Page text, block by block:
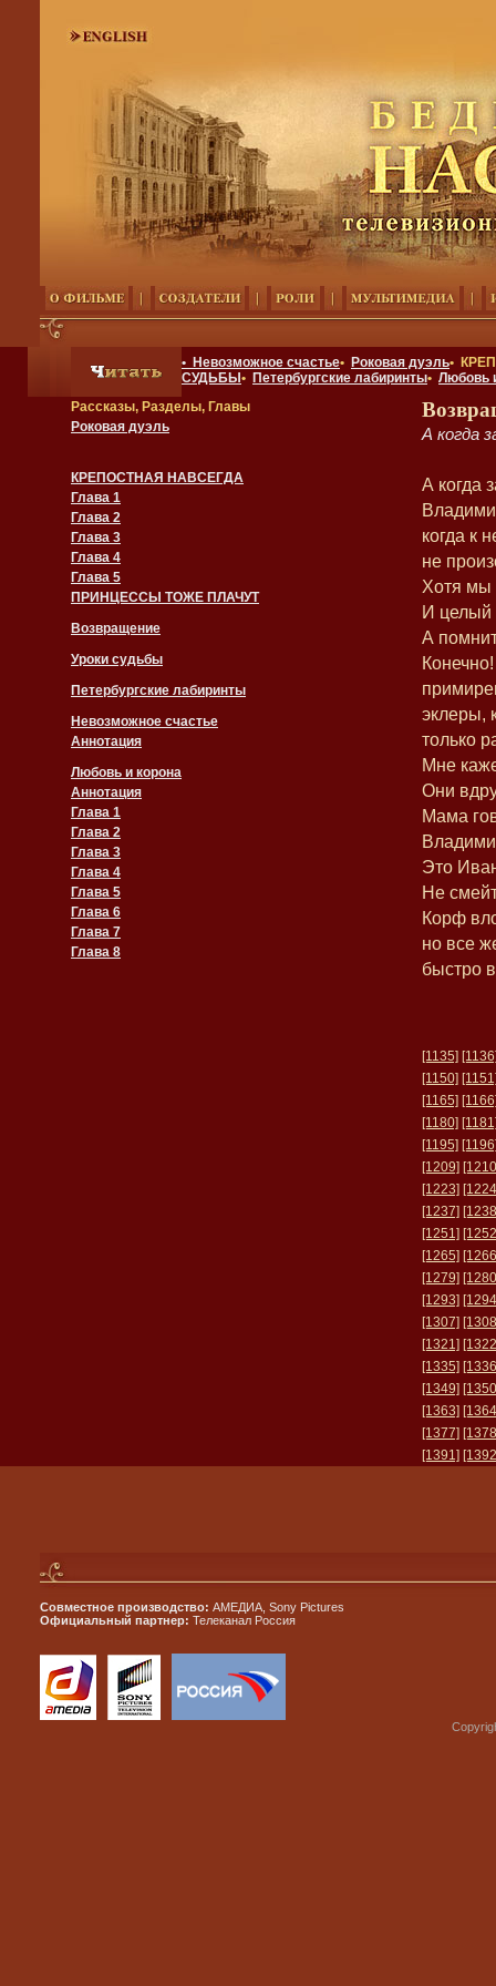
• Невозможное счастье• Роковая дуэль•
СУДЬБЫ • Петербургские лабиринты• Любовь
Рассказы, Разделы, Главы
Роковая дуэль
КРЕПОСТНАЯ НАВСЕГДА
Глава 1
Глава 2
Глава 3
Глава 4
Глава 5
ПРИНЦЕССЫ ТОЖЕ ПЛАЧУТ
Возвращение
Уроки судьбы
Петербургские лабиринты
Невозможное счастье
Аннотация
Любовь и корона
Аннотация
Глава 1
Глава 2
Глава 3
Глава 4
Глава 5
Глава 6
Глава 7
Глава 8
А когда
А когда
когда к
не
Хотя мы
И целый
А
эклеры,
только
Мне
Они
Мама
Это
Не
Корф
но все
быстро
[1135]
[1150]
[1165]
[1180]
[1195]
[1209]
[1223]
[1237]
[1251]
[1265]
[1279]
[1293]
[1307]
[1321]
[1335]
[1349]
[1363]
[1377]
[1391]
Совместное производство: АМЕДИА, Sony Pictures
Официальный партнер: Телеканал Россия